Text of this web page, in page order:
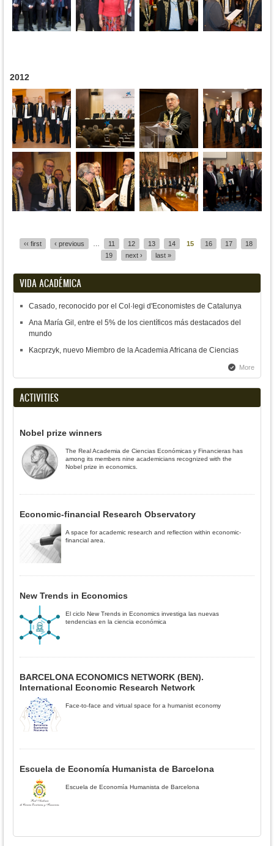
2012
‹‹ first ‹ previous 11 12 13 14 15 16 17
18
19
next › last »
VIDA ACADÉMICA
Casado, reconocido por el Col·legi d'Economistes de Catalunya
Ana María Gil, entre el 5% de los científicos más destacados del
mundo
Kacprzyk, nuevo Miembro de la Academia Africana de Ciencias
More
ACTIVITIES
Nobel prize winners
The Real Academia de Ciencias Económicas y Financieras has
among its members nine academicians recognized with the
Nobel prize in economics.
Economic-financial Research Observatory
A space for academic research and reflection within economic-
financial area.
New Trends in Economics
El ciclo New Trends in Economics investiga las nuevas
tendencias en la ciencia económica
BARCELONA ECONOMICS NETWORK (BEN).
International Economic Research Network
Face-to-face and virtual space for a humanist economy
Escuela de Economía Humanista de Barcelona
Escuela de Economía Humanista de Barcelona